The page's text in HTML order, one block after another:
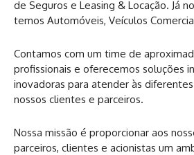
de Seguros e Leasing & Locação. Já
temos Automóveis, Veículos
Contamos com um time de
profissionais e oferecemos soluções
inovadoras para atender às
nossos clientes e parceiros.
Nossa missão é proporcionar aos
parceiros, clientes e acionistas um